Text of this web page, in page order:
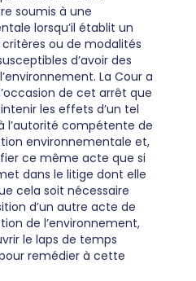
soumis à une
lorsqu’il établit un
ou de modalités
d’avoir des
La Cour a
de cet arrêt que
les effets d’un tel
compétente de
environnementale et,
ce même acte que si
dans le litige dont elle
cela soit nécessaire
d’un autre acte de
de l’environnement,
le laps de temps
remédier à cette